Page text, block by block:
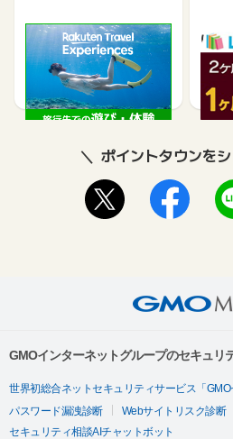
楽天トラベル観光体験
2.5%
いつ
ポイントタウンを
GMOインターネットグループのセキュリ
世界初総合ネットセキュリティサービス「GMO
パスワード漏洩診断
Webサイトリスク診断
セキュリティ相談AIチャットボット